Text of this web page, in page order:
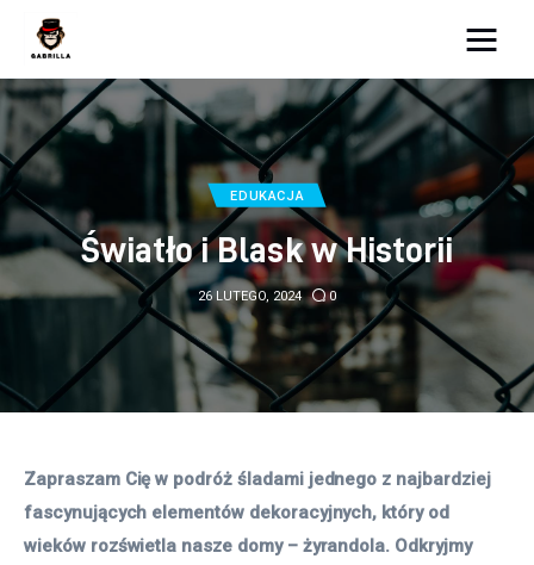
Kunchnia i kulinaria
Zdrowie
Uroda
EDUKACJA
Światło i Blask w Historii
26 LUTEGO, 2024 0
Zapraszam Cię w podróż śladami jednego z najbardziej
fascynujących elementów dekoracyjnych, który od
wieków rozświetla nasze domy – żyrandola. Odkryjmy